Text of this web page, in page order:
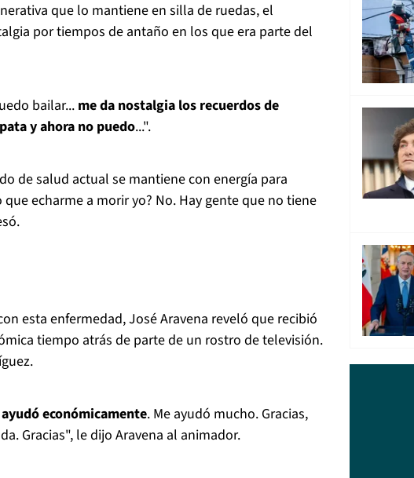
que lo mantiene en silla de ruedas, el
por tiempos de antaño en los que era parte del
bailar... me da nostalgia los recuerdos de
y ahora no puedo...".
de salud actual se mantiene con energía para
echarme a morir yo? No. Hay gente que no tiene
esta enfermedad, José Aravena reveló que recibió
tiempo atrás de parte de un rostro de televisión.
económicamente. Me ayudó mucho. Gracias,
Gracias", le dijo Aravena al animador.